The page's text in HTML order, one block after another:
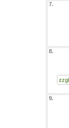
7.
8.
9.